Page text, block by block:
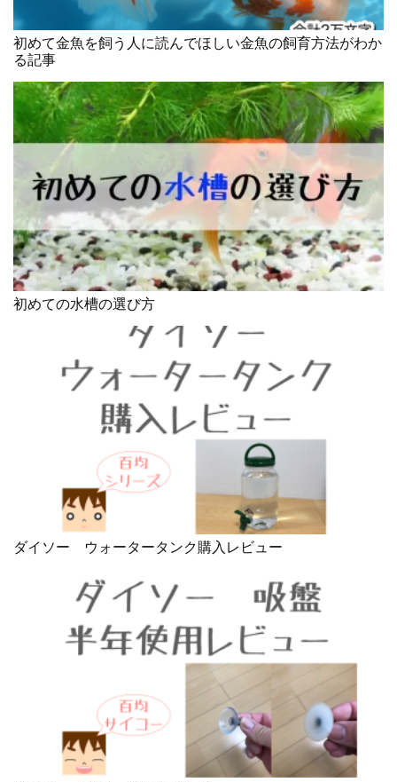
初めて金魚を飼う人に読んでほしい金魚の飼育方法がわか
る記事
初めての水槽の選び方
ダイソー ウォータータンク購入レビュー